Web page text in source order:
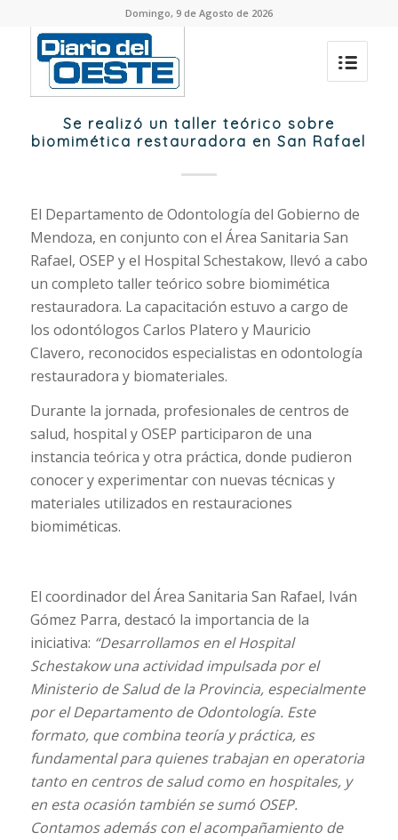
Domingo, 9 de Agosto de 2026
Se realizó un taller teórico sobre
biomimética restauradora en San Rafael
El Departamento de Odontología del Gobierno de
Mendoza, en conjunto con el Área Sanitaria San
Rafael, OSEP y el Hospital Schestakow, llevó a cabo
un completo taller teórico sobre biomimética
restauradora. La capacitación estuvo a cargo de
los odontólogos Carlos Platero y Mauricio
Clavero, reconocidos especialistas en odontología
restauradora y biomateriales.
Durante la jornada, profesionales de centros de
salud, hospital y OSEP participaron de una
instancia teórica y otra práctica, donde pudieron
conocer y experimentar con nuevas técnicas y
materiales utilizados en restauraciones
biomiméticas.
El coordinador del Área Sanitaria San Rafael, Iván
Gómez Parra, destacó la importancia de la
iniciativa: “Desarrollamos en el Hospital
Schestakow una actividad impulsada por el
Ministerio de Salud de la Provincia, especialmente
por el Departamento de Odontología. Este
formato, que combina teoría y práctica, es
fundamental para quienes trabajan en operatoria
tanto en centros de salud como en hospitales, y
en esta ocasión también se sumó OSEP.
Contamos además con el acompañamiento de